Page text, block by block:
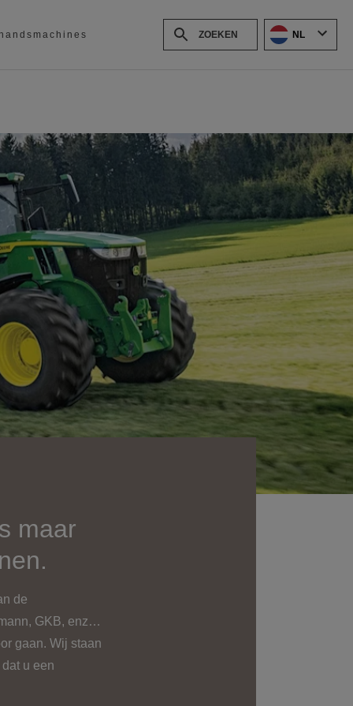
NL
maar
de
GKB, enz…
gaan. Wij staan
u een